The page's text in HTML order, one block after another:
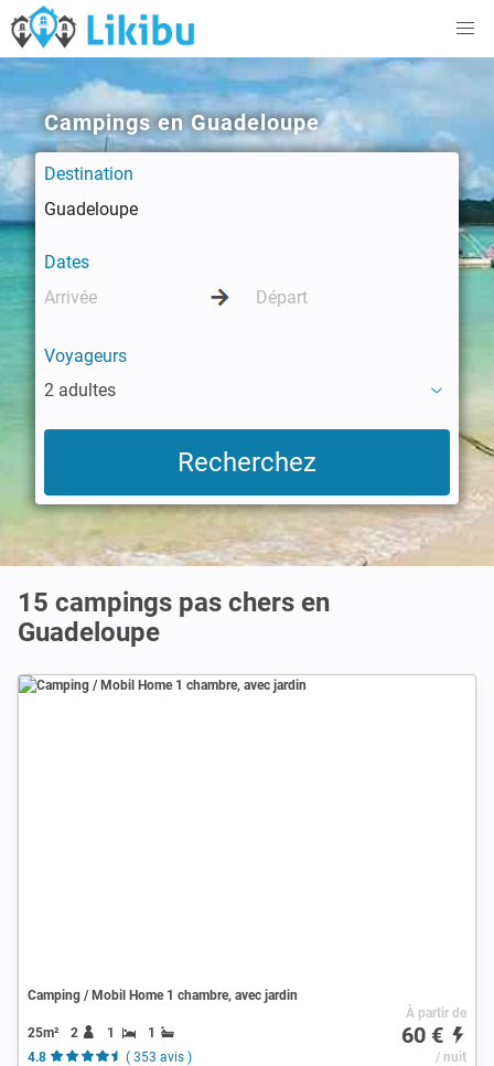
Campings en Guadeloupe
Destination
Dates
Voyageurs
2 adultes
15 campings pas chers en
Guadeloupe
Camping / Mobil Home 1 chambre, avec jardin
25m² 2 1
1
4.8
( 353 avis )
À partir de
60 €
/ nuit